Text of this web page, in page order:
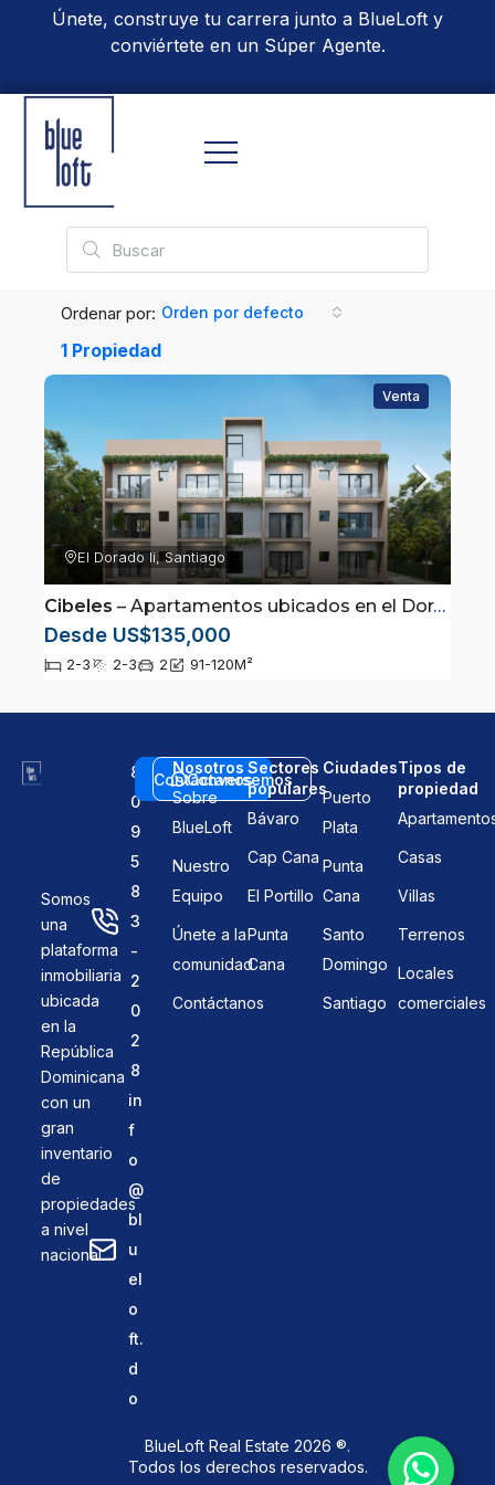
Únete, construye tu carrera junto a BlueLoft y
conviértete en un Súper Agente.
1 Propiedad
Ordenar por: Orden por defecto
Venta
El Dorado Ii, Santiago
Cibeles – Apartamentos ubicados en el Dorado 2, Santiago de los Caballeros
Desde US$135,000
2-3 2-3 2 91-120M²
Somos
una
plataforma
inmobiliaria
ubicada
en la
República
Dominicana
con un
gran
inventario
de
propiedades
a nivel
nacional.
8
0
9
5
8
3
-
2
0
2
8
in
f
o
@
bl
u
el
o
ft.
d
o
Contáctanos
Conversemos
Nosotros
Sobre
BlueLoft
Nuestro
Equipo
Únete a la
comunidad
Contáctanos
Sectores
populares
Bávaro
Cap Cana
El Portillo
Punta
Cana
Ciudades
Puerto
Plata
Punta
Cana
Santo
Domingo
Santiago
Tipos de
propiedad
Casas
Villas
Terrenos
Locales
comerciales
BlueLoft Real Estate 2026 ®.
Todos los derechos reservados.